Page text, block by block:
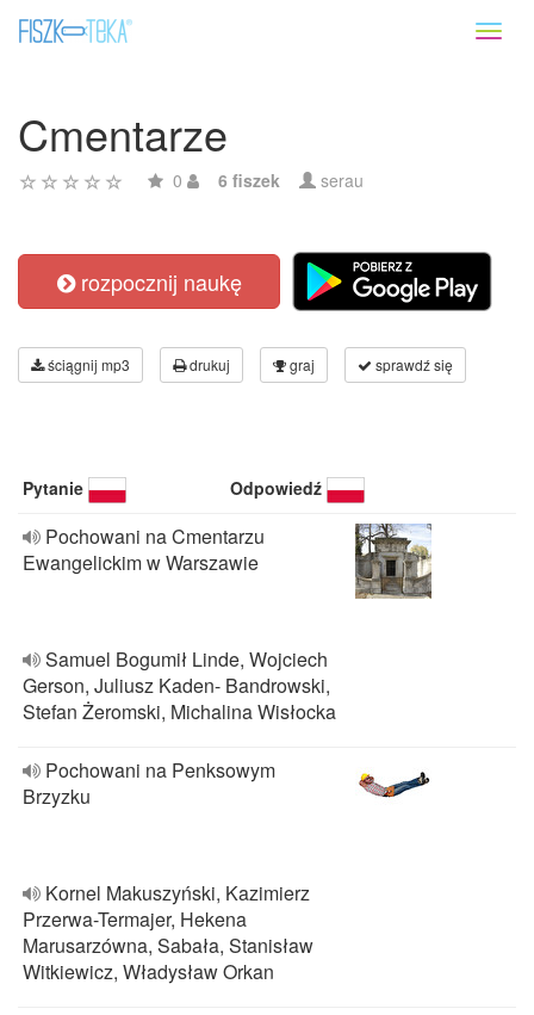
Cmentarze
0 6 fiszek serau
rozpocznij naukę
ściągnij mp3 drukuj graj sprawdź się
Pytanie Odpowiedź
Pochowani na Cmentarzu
Ewangelickim w Warszawie
Samuel Bogumił Linde, Wojciech
Gerson, Juliusz Kaden- Bandrowski,
Stefan Żeromski, Michalina Wisłocka
Pochowani na Penksowym
Brzyzku
Kornel Makuszyński, Kazimierz
Przerwa-Termajer, Hekena
Marusarzówna, Sabała, Stanisław
Witkiewicz, Władysław Orkan